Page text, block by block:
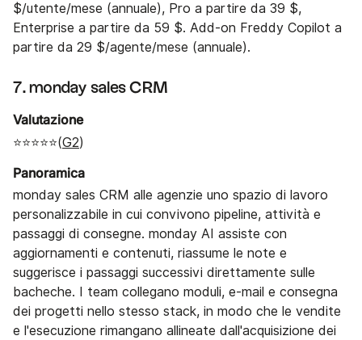
$/utente/mese (annuale), Pro a partire da 39 $,
Enterprise a partire da 59 $. Add-on Freddy Copilot a
partire da 29 $/agente/mese (annuale).
7. monday sales CRM
Valutazione
⭐⭐⭐⭐⭐(G2)
Panoramica
monday sales CRM alle agenzie uno spazio di lavoro
personalizzabile in cui convivono pipeline, attività e
passaggi di consegne. monday AI assiste con
aggiornamenti e contenuti, riassume le note e
suggerisce i passaggi successivi direttamente sulle
bacheche. I team collegano moduli, e-mail e consegna
dei progetti nello stesso stack, in modo che le vendite
e l'esecuzione rimangano allineate dall'acquisizione dei